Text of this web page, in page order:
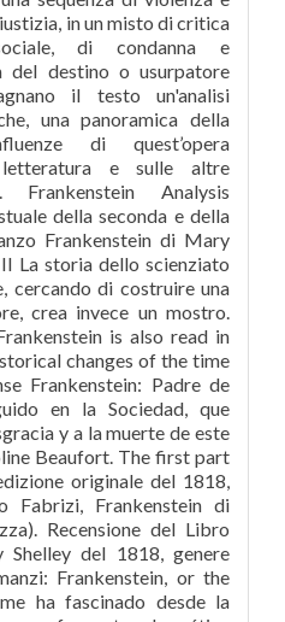
in un misto di critica
di condanna e
del destino o usurpatore
il testo un'analisi
una panoramica della
di quest’opera
e sulle altre
Frankenstein Analysis
della seconda e della
Frankenstein di Mary
La storia dello scienziato
cercando di costruire una
crea invece un mostro.
is also read in
changes of the time
Frankenstein: Padre de
en la Sociedad, que
y a la muerte de este
Beaufort. The first part
originale del 1818,
Fabrizi, Frankenstein di
Recensione del Libro
Shelley del 1818, genere
Frankenstein, or the
ha fascinado desde la